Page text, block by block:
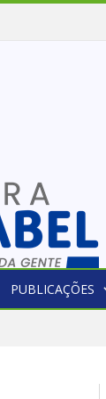
PUBLICAÇÕES